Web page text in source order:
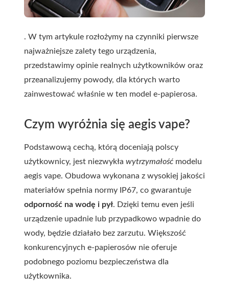
. W tym artykule rozłożymy na czynniki pierwsze
najważniejsze zalety tego urządzenia,
przedstawimy opinie realnych użytkowników oraz
przeanalizujemy powody, dla których warto
zainwestować właśnie w ten model e-papierosa.
Czym wyróżnia się aegis vape?
Podstawową cechą, którą doceniają polscy
użytkownicy, jest niezwykła wytrzymałość modelu
aegis vape. Obudowa wykonana z wysokiej jakości
materiałów spełnia normy IP67, co gwarantuje
odporność na wodę i pył. Dzięki temu even jeśli
urządzenie upadnie lub przypadkowo wpadnie do
wody, będzie działało bez zarzutu. Większość
konkurencyjnych e-papierosów nie oferuje
podobnego poziomu bezpieczeństwa dla
użytkownika.